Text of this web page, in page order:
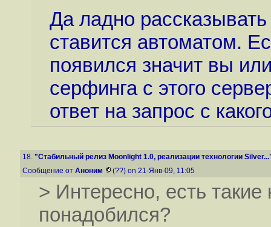
Да ладно
ставится автоматом.
появился значит вы
серфинга с этого
ответ на запрос с
18. "Стабильный релиз Moonlight 1.0, реализации технологии
Сообщение от Аноним (??) on 21-Янв-09, 11:05
> Интересно, есть
понадобился?